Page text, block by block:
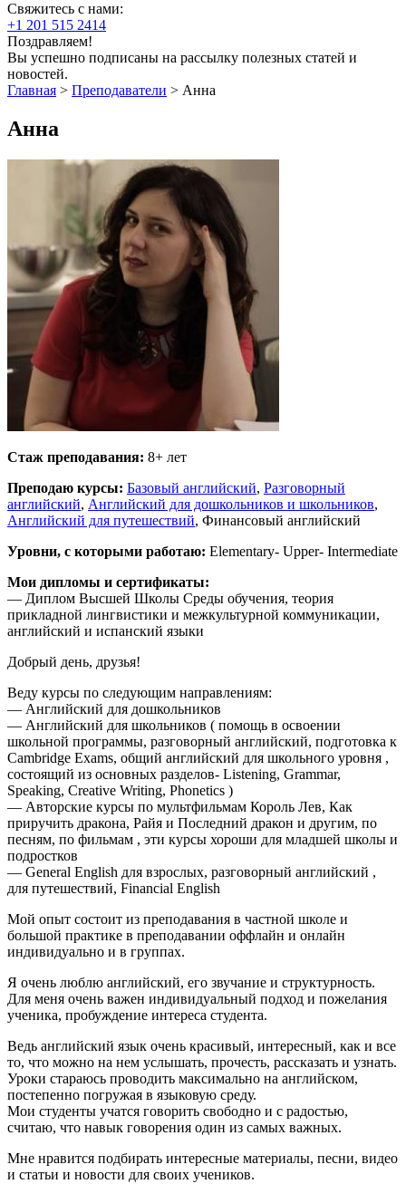
Свяжитесь с нами:
+1 201 515 2414
Поздравляем!
Вы успешно подписаны на рассылку полезных статей и
новостей.
Главная > Преподаватели > Анна
Анна
Стаж преподавания: 8+ лет
Преподаю курсы: Базовый английский, Разговорный
английский, Английский для дошкольников и школьников,
Английский для путешествий, Финансовый английский
Уровни, с которыми работаю: Elementary- Upper- Intermediate
Мои дипломы и сертификаты:
— Диплом Высшей Школы Среды обучения, теория
прикладной лингвистики и межкультурной коммуникации,
английский и испанский языки
Добрый день, друзья!
Веду курсы по следующим направлениям:
— Английский для дошкольников
— Английский для школьников ( помощь в освоении
школьной программы, разговорный английский, подготовка к
Cambridge Exams, общий английский для школьного уровня ,
состоящий из основных разделов- Listening, Grammar,
Speaking, Creative Writing, Phonetics )
— Авторские курсы по мультфильмам Король Лев, Как
приручить дракона, Райя и Последний дракон и другим, по
песням, по фильмам , эти курсы хороши для младшей школы и
подростков
— General English для взрослых, разговорный английский ,
для путешествий, Financial English
Мой опыт состоит из преподавания в частной школе и
большой практике в преподавании оффлайн и онлайн
индивидуально и в группах.
Я очень люблю английский, его звучание и структурность.
Для меня очень важен индивидуальный подход и пожелания
ученика, пробуждение интереса студента.
Ведь английский язык очень красивый, интересный, как и все
то, что можно на нем услышать, прочесть, рассказать и узнать.
Уроки стараюсь проводить максимально на английском,
постепенно погружая в языковую среду.
Мои студенты учатся говорить свободно и с радостью,
считаю, что навык говорения один из самых важных.
Мне нравится подбирать интересные материалы, песни, видео
и статьи и новости для своих учеников.